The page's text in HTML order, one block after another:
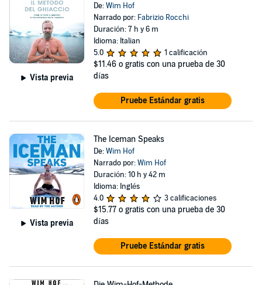
Vista previa
De:Wim Hof
Narrado por: Fabrizio Rocchi
Duración: 7 h y 6 m
Idioma: Italian
5.0
1 calificación
$11.46 o gratis con una prueba de 30
días
Pruebe Estándar gratis
Vista previa
The Iceman Speaks
De:Wim Hof
Narrado por:Wim Hof
Duración: 10 h y 42 m
Idioma: Inglés
4.0
3 calificaciones
$15.77 o gratis con una prueba de 30
días
Pruebe Estándar gratis